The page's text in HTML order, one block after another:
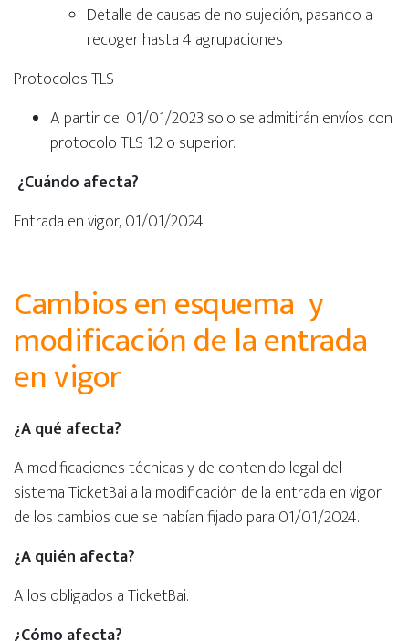
Detalle de causas de no sujeción, pasando a
recoger hasta 4 agrupaciones
Protocolos TLS
A partir del 01/01/2023 solo se admitirán envíos con
protocolo TLS 1.2 o superior.
¿Cuándo afecta?
Entrada en vigor, 01/01/2024
Cambios en esquema y
modificación de la entrada
en vigor
¿A qué afecta?
A modificaciones técnicas y de contenido legal del
sistema TicketBai a la modificación de la entrada en vigor
de los cambios que se habían fijado para 01/01/2024.
¿A quién afecta?
A los obligados a TicketBai.
¿Cómo afecta?